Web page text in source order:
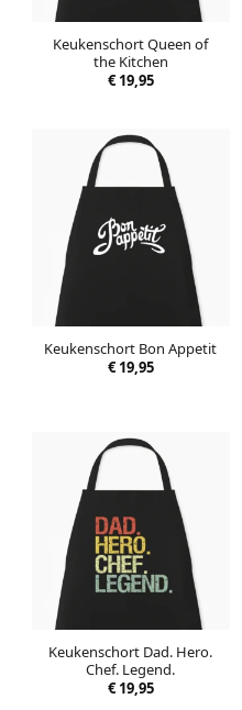
Keukenschort Queen of
the Kitchen
€19,95
Keukenschort Bon Appetit
€19,95
Keukenschort Dad. Hero.
Chef. Legend.
€19,95